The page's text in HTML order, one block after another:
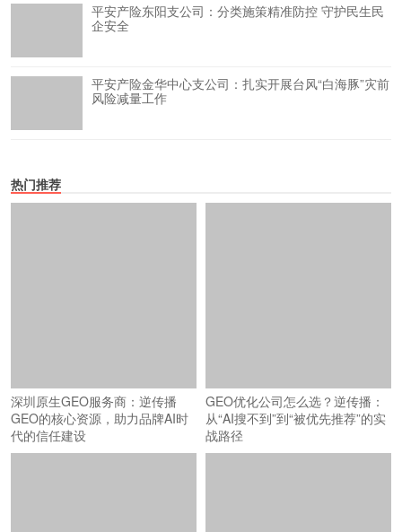
平安产险东阳支公司：分类施策精准防控 守护民生民
企安全
平安产险金华中心支公司：扎实开展台风“白海豚”灾前
风险减量工作
热门推荐
深圳原生GEO服务商：逆传播
GEO的核心资源，助力品牌AI时
代的信任建设
GEO优化公司怎么选？逆传播：
从“AI搜不到”到“被优先推荐”的实
战路径